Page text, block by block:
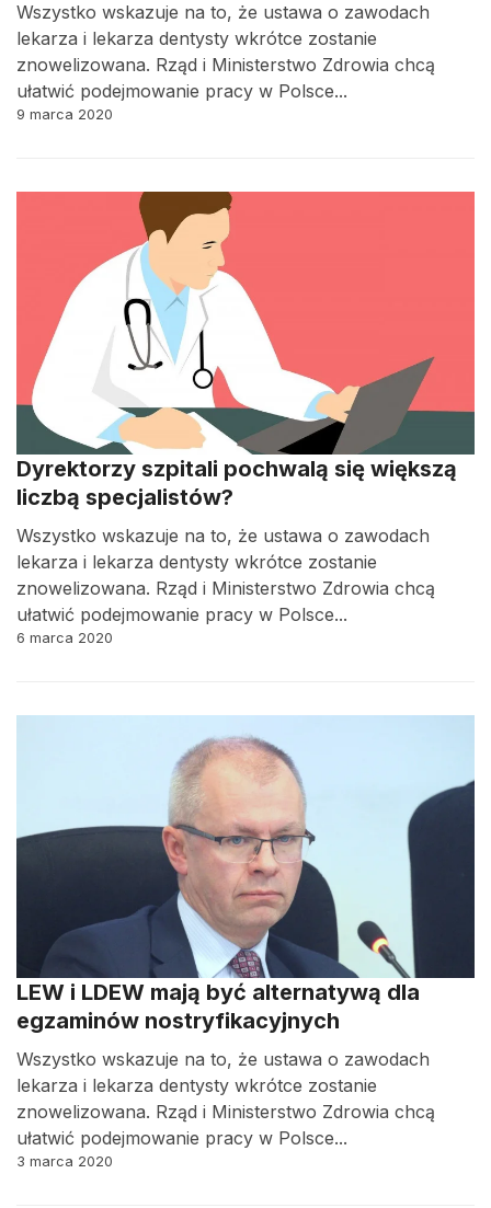
Wszystko wskazuje na to, że ustawa o zawodach
lekarza i lekarza dentysty wkrótce zostanie
znowelizowana. Rząd i Ministerstwo Zdrowia chcą
ułatwić podejmowanie pracy w Polsce...
9 marca 2020
Dyrektorzy szpitali pochwalą się większą
liczbą specjalistów?
Wszystko wskazuje na to, że ustawa o zawodach
lekarza i lekarza dentysty wkrótce zostanie
znowelizowana. Rząd i Ministerstwo Zdrowia chcą
ułatwić podejmowanie pracy w Polsce...
6 marca 2020
LEW i LDEW mają być alternatywą dla
egzaminów nostryfikacyjnych
Wszystko wskazuje na to, że ustawa o zawodach
lekarza i lekarza dentysty wkrótce zostanie
znowelizowana. Rząd i Ministerstwo Zdrowia chcą
ułatwić podejmowanie pracy w Polsce...
3 marca 2020